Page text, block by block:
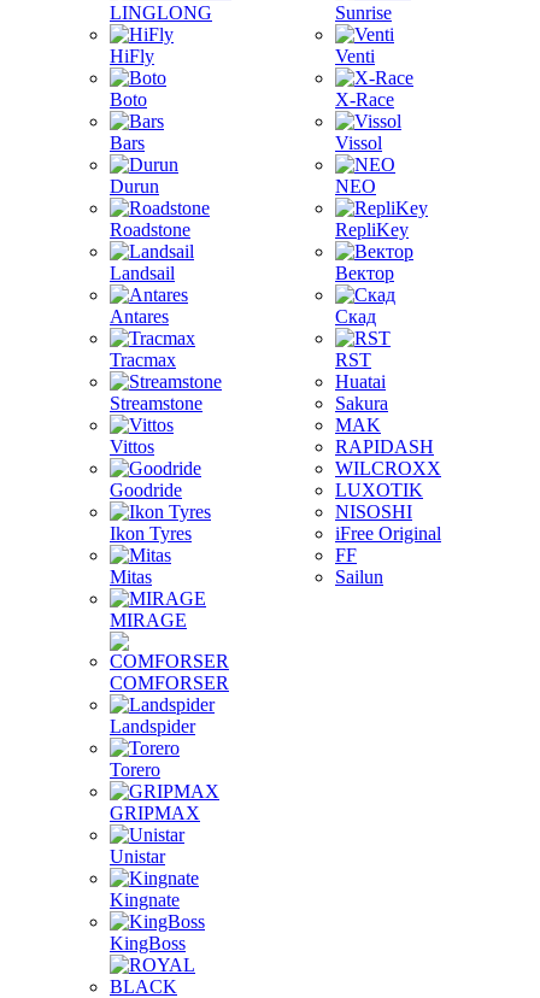
LINGLONG
HiFly
Boto
Bars
Durun
Roadstone
Landsail
Antares
Tracmax
Streamstone
Vittos
Goodride
Ikon Tyres
Mitas
MIRAGE
COMFORSER
Landspider
Torero
GRIPMAX
Unistar
Kingnate
KingBoss
Sunrise
Venti
X-Race
Vissol
NEO
RepliKey
Вектор
Скад
RST
Huatai
Sakura
MAK
RAPIDASH
WILCROXX
LUXOTIK
NISOSHI
iFree Original
FF
Sailun